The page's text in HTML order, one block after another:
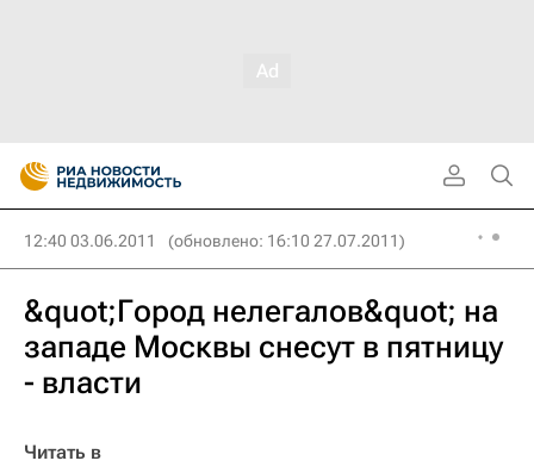
12:40 03.06.2011 (обновлено: 16:10 27.07.2011)
&quot;Город нелегалов&quot; на
западе Москвы снесут в пятницу
- власти
Читать в